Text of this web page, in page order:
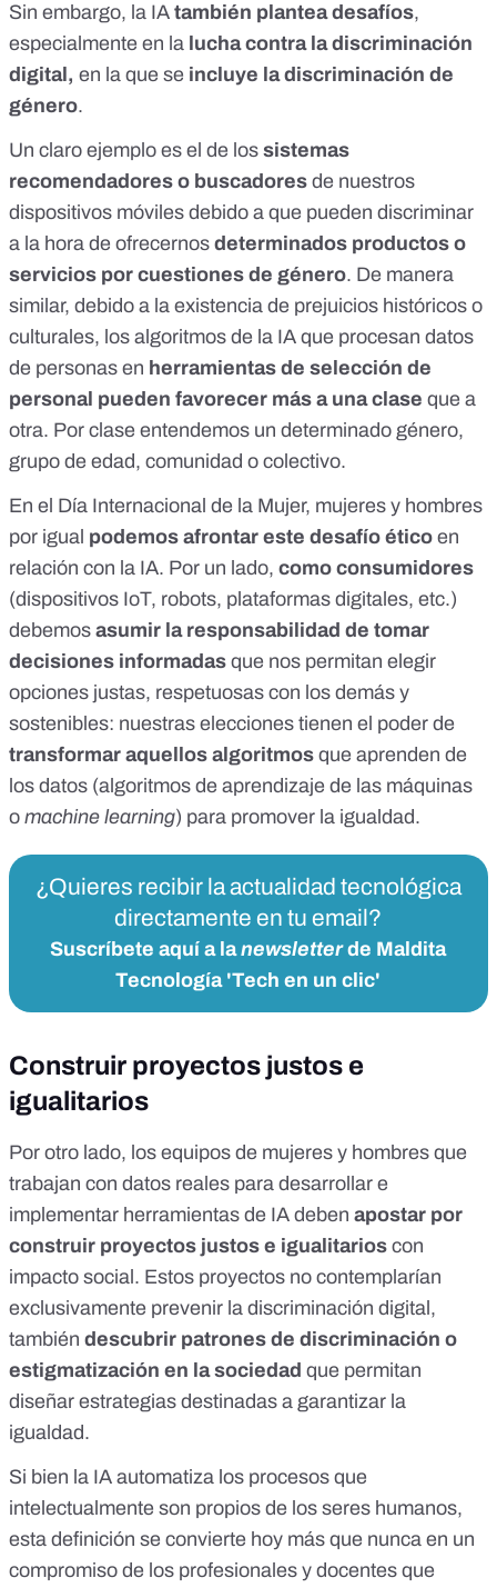
Sin embargo, la IA también plantea desafíos,
especialmente en la lucha contra la discriminación
digital, en la que se incluye la discriminación de
género.
Un claro ejemplo es el de los sistemas
recomendadores o buscadores de nuestros
dispositivos móviles debido a que pueden discriminar
a la hora de ofrecernos determinados productos o
servicios por cuestiones de género. De manera
similar, debido a la existencia de prejuicios históricos o
culturales, los algoritmos de la IA que procesan datos
de personas en herramientas de selección de
personal pueden favorecer más a una clase que a
otra. Por clase entendemos un determinado género,
grupo de edad, comunidad o colectivo.
En el Día Internacional de la Mujer, mujeres y hombres
por igual podemos afrontar este desafío ético en
relación con la IA. Por un lado, como consumidores
(dispositivos IoT, robots, plataformas digitales, etc.)
debemos asumir la responsabilidad de tomar
decisiones informadas que nos permitan elegir
opciones justas, respetuosas con los demás y
sostenibles: nuestras elecciones tienen el poder de
transformar aquellos algoritmos que aprenden de
los datos (algoritmos de aprendizaje de las máquinas
o machine learning) para promover la igualdad.
¿Quieres recibir la actualidad tecnológica
directamente en tu email?
Suscríbete aquí a lanewsletterde Maldita
Tecnología 'Tech en un clic'
Construir proyectos justos e
igualitarios
Por otro lado, los equipos de mujeres y hombres que
trabajan con datos reales para desarrollar e
implementar herramientas de IA deben apostar por
construir proyectos justos e igualitarios con
impacto social. Estos proyectos no contemplarían
exclusivamente prevenir la discriminación digital,
también descubrir patrones de discriminación o
estigmatización en la sociedad que permitan
diseñar estrategias destinadas a garantizar la
igualdad.
Si bien la IA automatiza los procesos que
intelectualmente son propios de los seres humanos,
esta definición se convierte hoy más que nunca en un
compromiso de los profesionales y docentes que